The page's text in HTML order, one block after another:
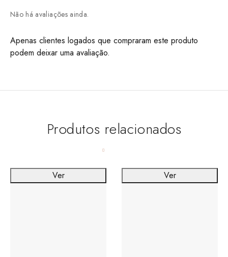
Não há avaliações ainda.
Apenas clientes logados que compraram este produto
podem deixar uma avaliação.
Produtos relacionados
Ver Ver